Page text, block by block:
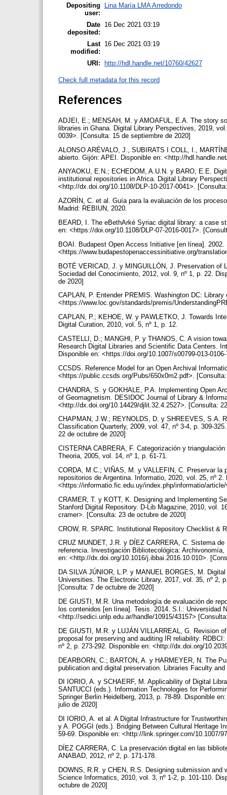
Depositing
user:
Lina María LMA Arredondo
Date
deposited:
16 Dec 2021 03:19
Last
modified:
16 Dec 2021 03:19
URI: http://hdl.handle.net/10760/42627
Check full metadata for this record
References
ADJEI, E.; MENSAH, M. y AMOAFUL, E.A. The story
libraries in Ghana. Digital Library Perspectives, 2019,
0039>. [Consulta: 15 de septiembre de 2020]
ALONSO ARÉVALO, J., SUBIRATS I COLL, I.,
abierto. Gijón: APEI. Disponible en: <http://
ANYAOKU, E.N.; ECHEDOM, A.U.N. y BARO, E.E.
institutional repositories in Africa. Digital Library
<http://dx.doi.org/10.1108/DLP-10-2017-0041>.
AZORÍN, C. et al. Guía para la evaluación de los
Madrid: REBIUN, 2020.
BEARD, I. The eBethArké Syriac digital library: a case
en: <https://doi.org/10.1108/DLP-07-2016-0017>.
BOAI. Budapest Open Access Initiative [en línea].
<https://www.budapestopenaccessinitiative.org/
BOTÉ VERICAD, J. y MINGUILLÓN, J. Preservation of
Sociedad del Conocimiento, 2012, vol. 9, nº 1, p. 22.
de 2020]
CAPLAN, P. Entender PREMIS. Washington DC:
<https://www.loc.gov/standards/premis/
CAPLAN, P.; KEHOE, W. y PAWLETKO, J. Towards
Digital Curation, 2010, vol. 5, nº 1, p. 12.
CASTELLI, D.; MANGHI, P. y THANOS, C. A vision
Research Digital Libraries and Scientific Data Centers.
Disponible en: <https://doi.org/10.1007/s00799-013-
CCSDS. Reference Model for an Open Archival
<https://public.ccsds.org/Pubs/650x0m2.pdf>.
CHANDRA, S. y GOKHALE, P.A. Implementing Open
of Geomagnetism. DESIDOC Journal of Library &
<http://dx.doi.org/10.14429/djlit.32.4.2527>. [Consulta:
CHAPMAN, J.W.; REYNOLDS, D. y SHREEVES, S.A.
Classification Quarterly, 2009, vol. 47, nº 3-4, p. 309-
22 de octubre de 2020]
CISTERNA CABRERA, F. Categorización y
Theoria, 2005, vol. 14, nº 1, p. 61-71.
CORDA, M.C.; VIÑAS, M. y VALLEFIN, C. Preservar la
repositorios de Argentina. Informatio, 2020, vol. 25, nº 2.
<https://informatio.fic.edu.uy/index.php/informatio/
CRAMER, T. y KOTT, K. Designing and Implementing
Stanford Digital Repository. D-Lib Magazine, 2010, vol.
cramer>. [Consulta: 23 de octubre de 2020]
CROW, R. SPARC. Institutional Repository Checklist &
CRUZ MUNDET, J.R. y DÍEZ CARRERA, C. Sistema
referencia. Investigación Bibliotecológica:
en: <http://dx.doi.org/10.1016/j.ibbai.2016.10.010>.
DA SILVA JÚNIOR, L.P. y MANUEL BORGES, M.
Universities. The Electronic Library, 2017, vol. 35, nº 2,
[Consulta: 7 de octubre de 2020]
DE GIUSTI, M.R. Una metodología de evaluación de
los contenidos [en línea]. Tesis. 2014. S.l.: Universidad
<http://sedici.unlp.edu.ar/handle/10915/43157>
DE GIUSTI, M.R. y LUJÁN VILLARREAL, G. Revision
proposal for preserving and auditing IR reliability.
nº 2, p. 273-292. Disponible en: <http://dx.doi.org/
DEARBORN, C.; BARTON, A. y HARMEYER, N. The
publication and digital preservation. Libraries Faculty
DI IORIO, A. y SCHAERF, M. Applicability of Digital
SANTUCCI (eds.). Information Technologies for
Springer Berlin Heidelberg, 2013, p. 78-89. Disponible
julio de 2020]
DI IORIO, A. et al. A Digital Infrastructure for
y A. POGGI (eds.). Bridging Between Cultural Heritage
59-69. Disponible en: <http://link.springer.com/10.1007/
DÍEZ CARRERA, C. La preservación digital en las
ANABAD, 2012, nº 2, p. 171-178.
DOWNS, R.R. y CHEN, R.S. Designing submission
Science Informatics, 2010, vol. 3, nº 1-2, p. 101-110.
octubre de 2020]